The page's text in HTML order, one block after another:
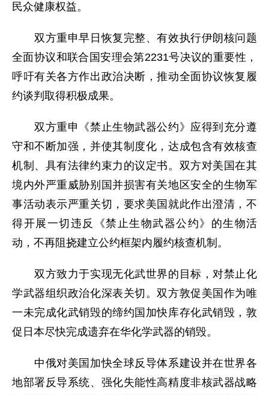
民众健康权益。
双方重申早日恢复完整、有效执行伊朗核问题
全面协议和联合国安理会第2231号决议的重要性，
呼吁有关各方作出政治决断，推动全面协议恢复履
约谈判取得积极成果。
双方重申《禁止生物武器公约》应得到充分遵
守和不断加强，并使其制度化，达成包含有效核查
机制、具有法律约束力的议定书。双方对美国在其
境内外严重威胁别国并损害有关地区安全的生物军
事活动表示严重关切，要求美国就此作出澄清，不
得开展一切违反《禁止生物武器公约》的生物活
动，不再阻挠建立公约框架内履约核查机制。
双方致力于实现无化武世界的目标，对禁止化
学武器组织政治化深表关切。双方敦促美国作为唯
一未完成化武销毁的缔约国加快库存化武销毁，敦
促日本尽快完成遗弃在华化学武器的销毁。
中俄对美国加快全球反导体系建设并在世界各
地部署反导系统、强化失能性高精度非核武器战略